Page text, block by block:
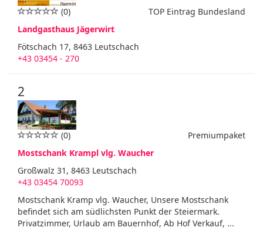
TOP Eintrag Bundesland
(0)
Landgasthaus Jägerwirt
Fötschach 17, 8463 Leutschach
+43 03454 - 270
2
Premiumpaket
(0)
Mostschank Krampl vlg. Waucher
Großwalz 31, 8463 Leutschach
+43 03454 70093
Mostschank Kramp vlg. Waucher, Unsere Mostschank
befindet sich am südlichsten Punkt der Steiermark.
Privatzimmer, Urlaub am Bauernhof, Ab Hof Verkauf, ...